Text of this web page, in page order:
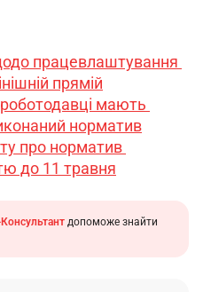
працевлаштування
прямій
мають
норматив
про норматив
до 11 травня
допоможе знайти